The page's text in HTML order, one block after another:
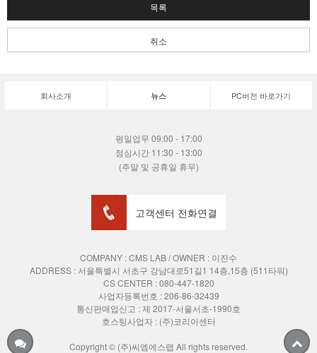
목록
취소
회사소개 뉴스 PC버전 바로가기
평일업무 09:00 - 17:00
점심시간 11:30 - 13:00
(주말 및 공휴일 휴무)
고객센터 전화연결
COMPANY : CMS LAB / OWNER : 이진수
ADDRESS : 서울특별시 서초구 강남대로51길1 14층,15층 (511타워)
CS CENTER : 080-447-1820
사업자등록번호 : 206-86-32439
통신판매업신고 : 제 2017-서울서초-1990호
호스팅사업자 : (주)코리아센터
Copyright © (주)씨엠에스랩 All rights reserved.